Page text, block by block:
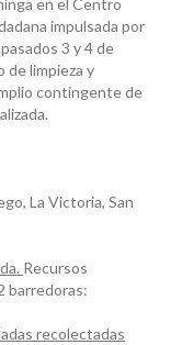
en el Centro
impulsada por
3 y 4 de
de limpieza y
contingente de
La Victoria, San
Recursos
barredoras:
recolectadas